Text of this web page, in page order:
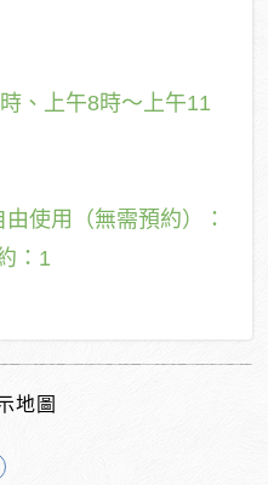
、上午8時～上午11
使用（無需預約）：
：1
地圖